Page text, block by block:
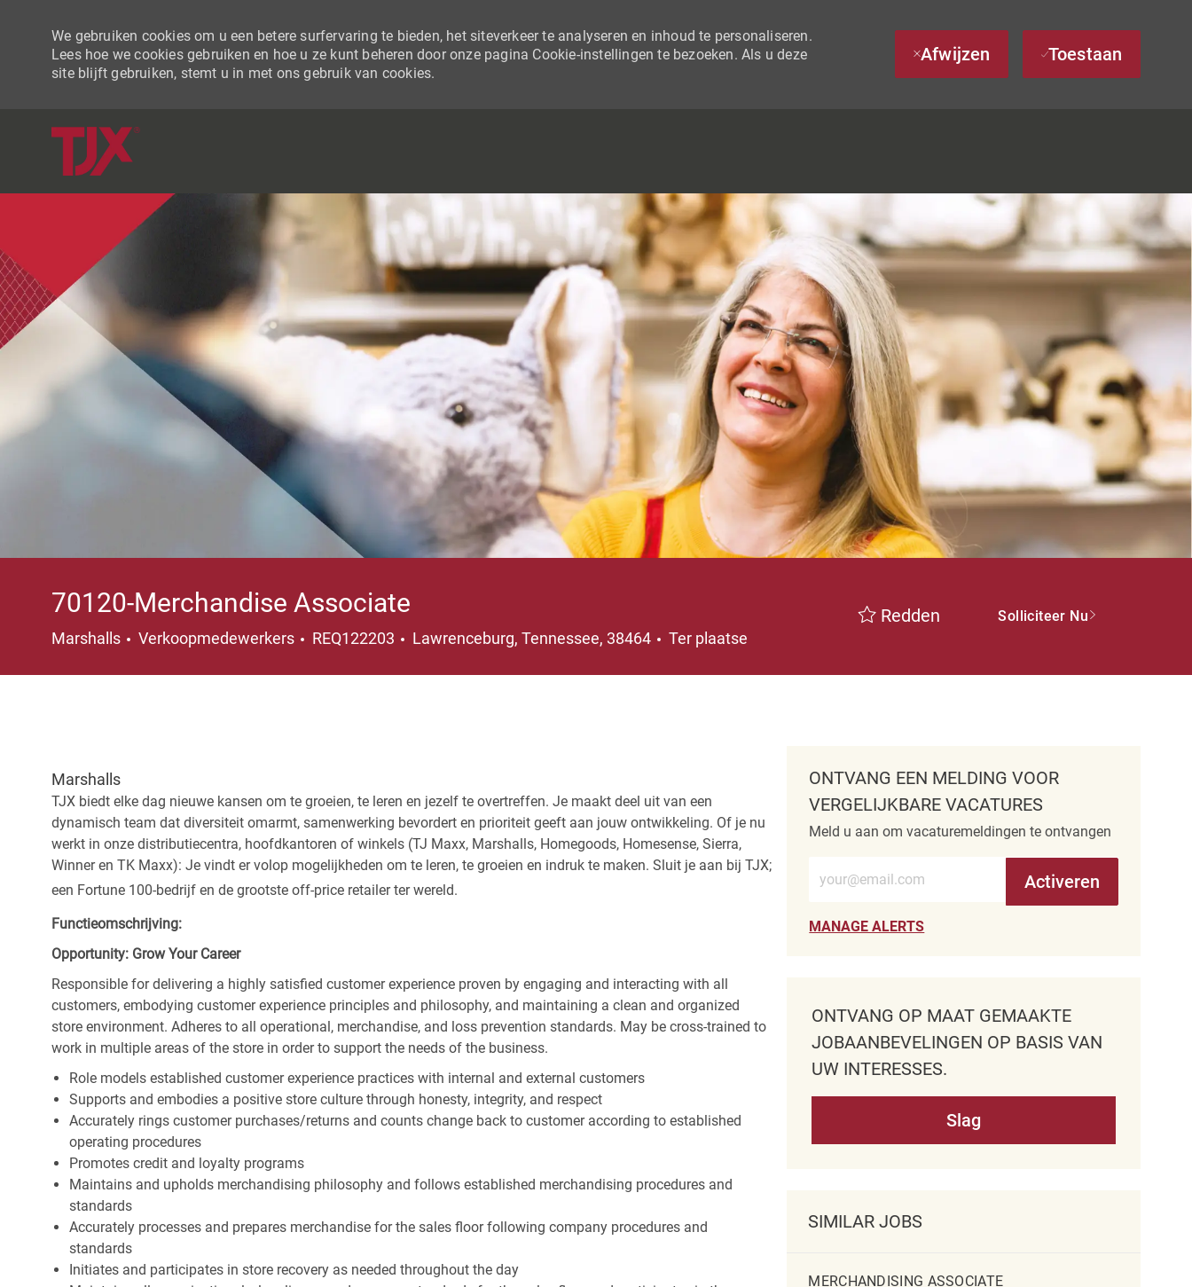
We gebruiken cookies om u een betere surfervaring te bieden, het siteverkeer te analyseren en inhoud te personaliseren.
Lees hoe we cookies gebruiken en hoe u ze kunt beheren door onze pagina Cookie-instellingen te bezoeken. Als u deze
site blijft gebruiken, stemt u in met ons gebruik van cookies.
Afwijzen Toestaan
70120-Merchandise Associate
Marshalls Categorie
Verkoopmedewerkers REQ122203 Plaats
Lawrenceburg, Tennessee, 38464 Ter plaatse
Redden Solliciteer Nu
Marshalls
TJX biedt elke dag nieuwe kansen om te groeien, te leren en jezelf te overtreffen. Je maakt deel uit van een
dynamisch team dat diversiteit omarmt, samenwerking bevordert en prioriteit geeft aan jouw ontwikkeling. Of je nu
werkt in onze distributiecentra, hoofdkantoren of winkels (TJ Maxx, Marshalls, Homegoods, Homesense, Sierra,
Winner en TK Maxx): Je vindt er volop mogelijkheden om te leren, te groeien en indruk te maken. Sluit je aan bij TJX;
een Fortune 100-bedrijf en de grootste off-price retailer ter wereld.
Functieomschrijving:
Opportunity: Grow Your Career
Responsible for delivering a highly satisfied customer experience proven by engaging and interacting with all
customers, embodying customer experience principles and philosophy, and maintaining a clean and organized
store environment. Adheres to all operational, merchandise, and loss prevention standards. May be cross-trained to
work in multiple areas of the store in order to support the needs of the business.
Role models established customer experience practices with internal and external customers
Supports and embodies a positive store culture through honesty, integrity, and respect
Accurately rings customer purchases/returns and counts change back to customer according to established
operating procedures
Promotes credit and loyalty programs
Maintains and upholds merchandising philosophy and follows established merchandising procedures and
standards
Accurately processes and prepares merchandise for the sales floor following company procedures and
standards
Initiates and participates in store recovery as needed throughout the day
ONTVANG EEN MELDING VOOR
VERGELIJKBARE VACATURES
Meld u aan om vacaturemeldingen te ontvangen
Activeren
MANAGE ALERTS
ONTVANG OP MAAT GEMAAKTE
JOBAANBEVELINGEN OP BASIS VAN
UW INTERESSES.
Slag
SIMILAR JOBS
MERCHANDISING ASSOCIATE